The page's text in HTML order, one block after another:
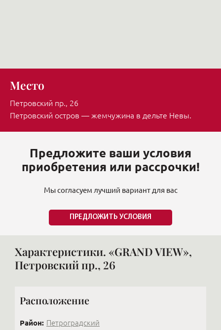
Место
Петровский пр., 26
Петровский остров — жемчужина в дельте Невы.
Предложите ваши условия
приобретения или рассрочки!
Мы согласуем лучший вариант для вас
ПРЕДЛОЖИТЬ УСЛОВИЯ
Характеристики. «GRAND VIEW»,
Петровский пр., 26
Расположение
Район: Петроградский